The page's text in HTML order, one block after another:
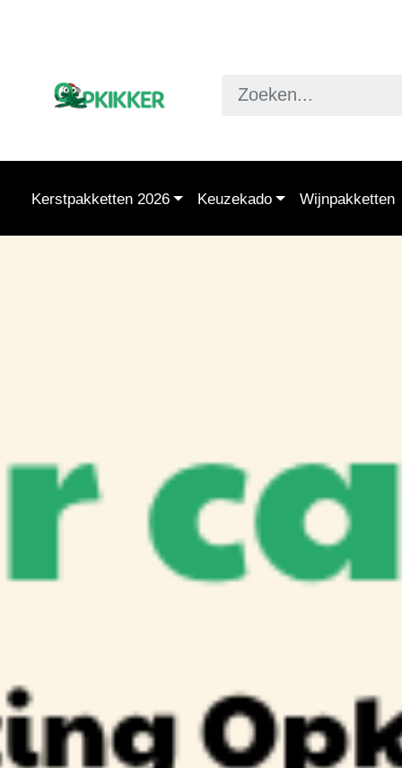
Kerstpakketten 2026 Keuzekado Wijnpakketten